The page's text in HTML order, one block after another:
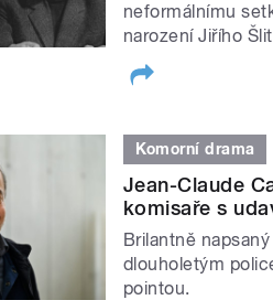
neformálnímu
narození Jiřího
Komorní drama
Jean-Claude
komisaře s
Brilantně
dlouholetým
pointou.